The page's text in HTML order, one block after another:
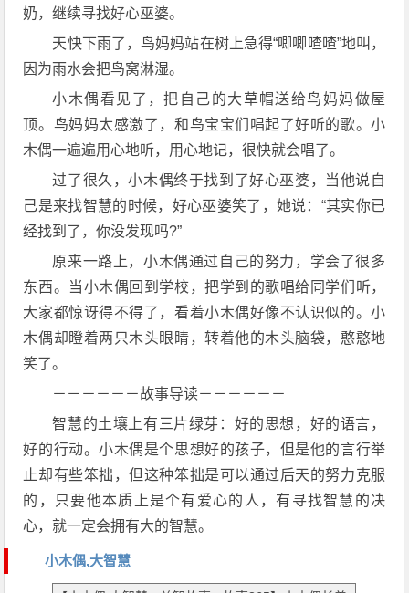
奶，继续寻找好心巫婆。
天快下雨了，鸟妈妈站在树上急得“唧唧喳喳”地叫，
因为雨水会把鸟窝淋湿。
小木偶看见了，把自己的大草帽送给鸟妈妈做屋
顶。鸟妈妈太感激了，和鸟宝宝们唱起了好听的歌。小
木偶一遍遍用心地听，用心地记，很快就会唱了。
过了很久，小木偶终于找到了好心巫婆，当他说自
己是来找智慧的时候，好心巫婆笑了，她说：“其实你已
经找到了，你没发现吗?”
原来一路上，小木偶通过自己的努力，学会了很多
东西。当小木偶回到学校，把学到的歌唱给同学们听，
大家都惊讶得不得了，看着小木偶好像不认识似的。小
木偶却瞪着两只木头眼睛，转着他的木头脑袋，憨憨地
笑了。
－－－－－－故事导读－－－－－－
智慧的土壤上有三片绿芽：好的思想，好的语言，
好的行动。小木偶是个思想好的孩子，但是他的言行举
止却有些笨拙，但这种笨拙是可以通过后天的努力克服
的，只要他本质上是个有爱心的人，有寻找智慧的决
心，就一定会拥有大的智慧。
小木偶,大智慧